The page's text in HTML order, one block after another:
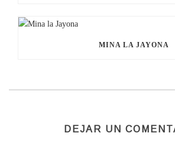
MINA LA JAYONA
DEJAR UN